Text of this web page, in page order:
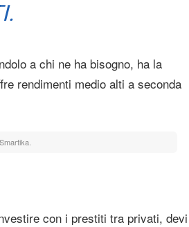
a chi ne ha bisogno, ha la
rendimenti medio alti a seconda
con i prestiti tra privati, devi